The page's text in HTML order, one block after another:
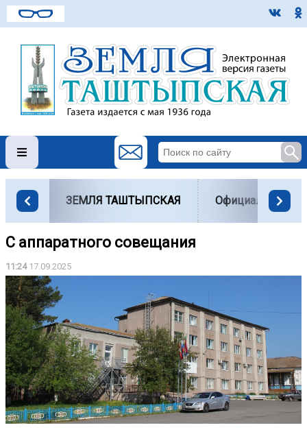
ЗЕМЛЯ ТАШТЫПСКАЯ Официально
С аппаратного совещания
11:2417.09.2025